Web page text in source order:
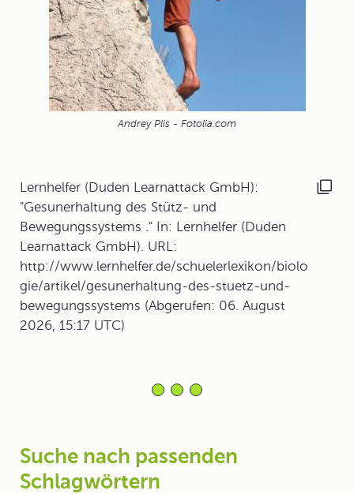
Andrey Plis - Fotolia.com
Lernhelfer (Duden Learnattack GmbH):
"Gesunerhaltung des Stütz- und
Bewegungssystems ." In: Lernhelfer (Duden
Learnattack GmbH). URL:
http://www.lernhelfer.de/schuelerlexikon/biolo
gie/artikel/gesunerhaltung-des-stuetz-und-
bewegungssystems (Abgerufen: 06. August
2026, 15:17 UTC)
Suche nach passenden
Schlagwörtern